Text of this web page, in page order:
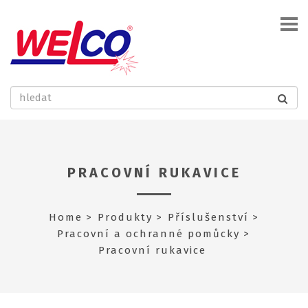
PRACOVNÍ RUKAVICE
Home Produkty
Příslušenství
Pracovní a ochranné pomůcky
Pracovní rukavice